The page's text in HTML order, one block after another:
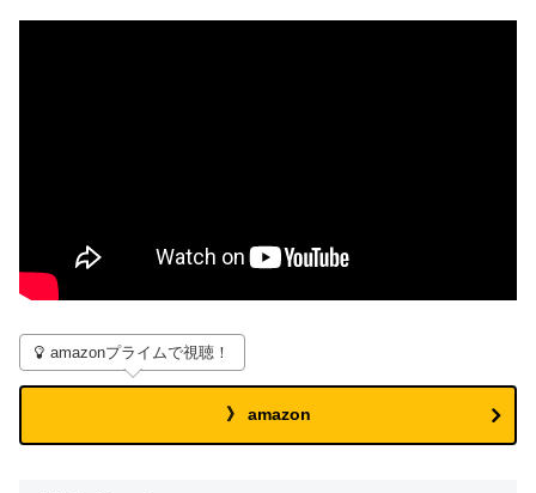
amazonプライムで視聴！
》 amazon